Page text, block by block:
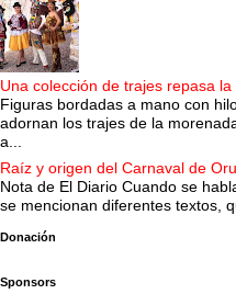
Una colección de trajes repasa
Figuras bordadas a mano con
adornan los trajes de la
a...
Raíz y origen del Carnaval de
Nota de El Diario Cuando se
se mencionan diferentes textos,
Donación
Sponsors